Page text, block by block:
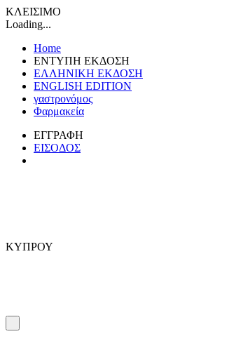
ΚΛΕΙΣΙΜΟ
Loading...
Home
ΕΝΤΥΠΗ ΕΚΔΟΣΗ
ΕΛΛΗΝΙΚΗ ΕΚΔΟΣΗ
ENGLISH EDITION
γαστρονόμος
Φαρμακεία
ΕΓΓΡΑΦΗ
ΕΙΣΟΔΟΣ
ΚΥΠΡΟΥ